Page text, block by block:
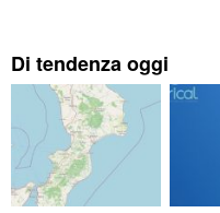
Di tendenza oggi